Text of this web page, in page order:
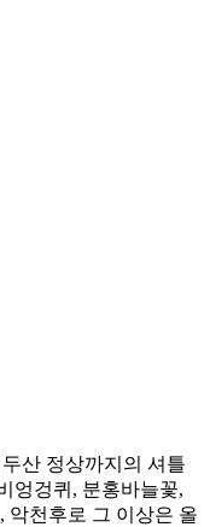
산 정상까지의 셔틀
엉겅퀴, 분홍바늘꽃,
악천후로 그 이상은 올